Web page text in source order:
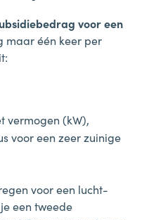
voor een
maar één keer per
vermogen (kW),
voor een zeer zuinige
voor een lucht-
een tweede